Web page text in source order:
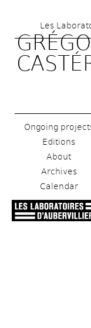
to
Les
Ongoing
Editions
About
Archives
Calendar